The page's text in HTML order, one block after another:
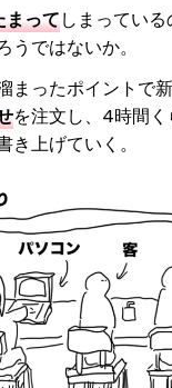
まってしまってい
ではないか。
まったポイントで
を注文し、4時間
上げていく。